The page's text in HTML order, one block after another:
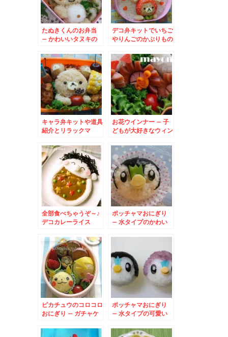
たぬきくんのお弁当
– かわいいタヌキの
デコ弁キットでいちご
やりんごのかぶりもの
キャラ弁キットや道具
紹介とリラックマ
お花ウインナー – 子
どもが大好きなウィン
♪
全部食べちゃうぞ～♪
デコカレーライス
ポッチャマおにぎり
– 水タイプのかわい
ピカチュウのコロコロ
おにぎり – ガチャケ
ポッチャマおにぎり
– 水タイプの可愛い